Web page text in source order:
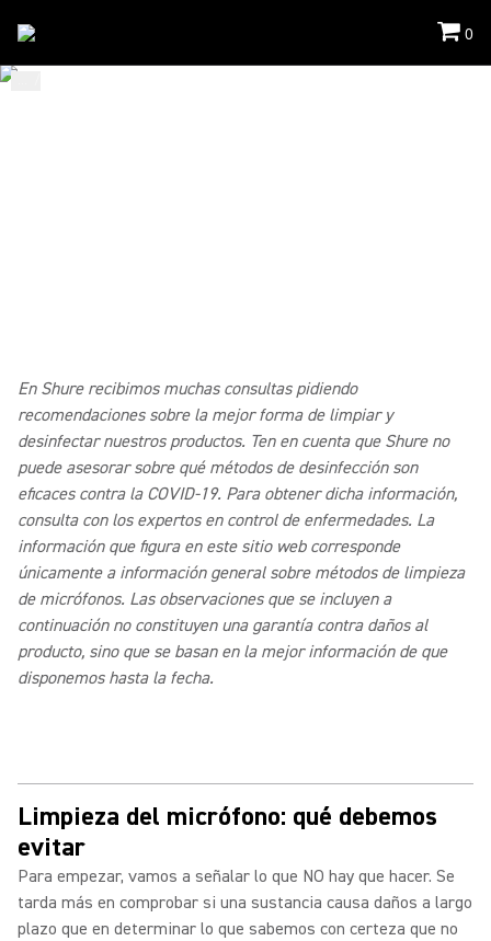
0
En Shure recibimos muchas consultas pidiendo
recomendaciones sobre la mejor forma de limpiar y
desinfectar nuestros productos. Ten en cuenta que Shure no
puede asesorar sobre qué métodos de desinfección son
eficaces contra la COVID-19. Para obtener dicha información,
consulta con los expertos en control de enfermedades. La
información que figura en este sitio web corresponde
únicamente a información general sobre métodos de limpieza
de micrófonos. Las observaciones que se incluyen a
continuación no constituyen una garantía contra daños al
producto, sino que se basan en la mejor información de que
disponemos hasta la fecha.
Limpieza del micrófono: qué debemos
evitar
Para empezar, vamos a señalar lo que NO hay que hacer. Se
tarda más en comprobar si una sustancia causa daños a largo
plazo que en determinar lo que sabemos con certeza que no